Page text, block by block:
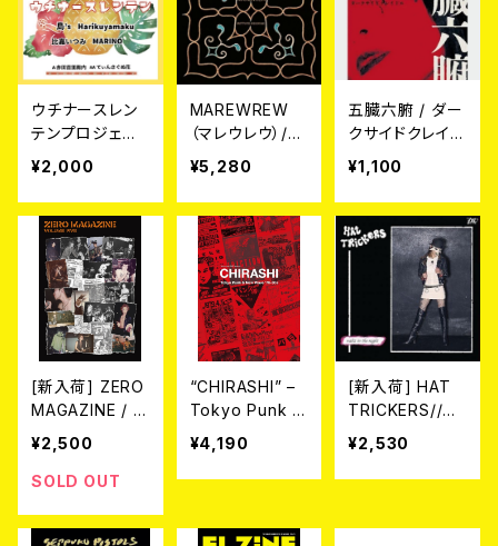
ウチナースレン
テンプロジェク
ト / 赤田首里殿
内 // てぃんさぐ
ぬ花 (7")
¥2,000
MAREWREW
（マレウレウ）/
もっといて、ひっ
そりね。 (LP)
¥5,280
五臓六腑 / ダー
クサイドクレイド
ル (CD)
¥1,100
[新入荷] ZERO
MAGAZINE / V
OLUME FIVE
(ZINE)
¥2,500
SOLD OUT
“CHIRASHI” –
Tokyo Punk &
New Wave ’78
-80s
¥4,190
[新入荷] HAT
TRICKERS//DE
FIANCE / SPLI
T (CD)
¥2,530